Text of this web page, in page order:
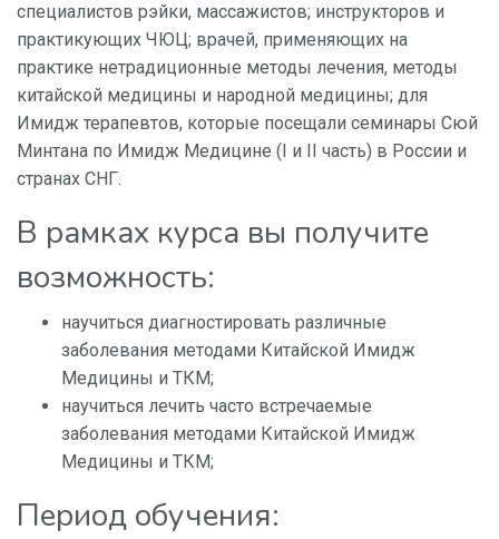
специалистов рэйки, массажистов; инструкторов и
практикующих ЧЮЦ; врачей, применяющих на
практике нетрадиционные методы лечения, методы
китайской медицины и народной медицины; для
Имидж терапевтов, которые посещали семинары Сюй
Минтана по Имидж Медицине (I и II часть) в России и
странах СНГ.
В рамках курса вы получите
возможность:
научиться диагностировать различные
заболевания методами Китайской Имидж
Медицины и ТКМ;
научиться лечить часто встречаемые
заболевания методами Китайской Имидж
Медицины и ТКМ;
Период обучения: